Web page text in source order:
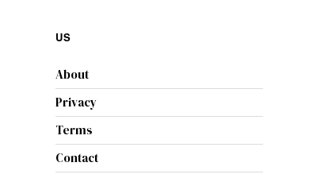
US
About
Privacy
Terms
Contact